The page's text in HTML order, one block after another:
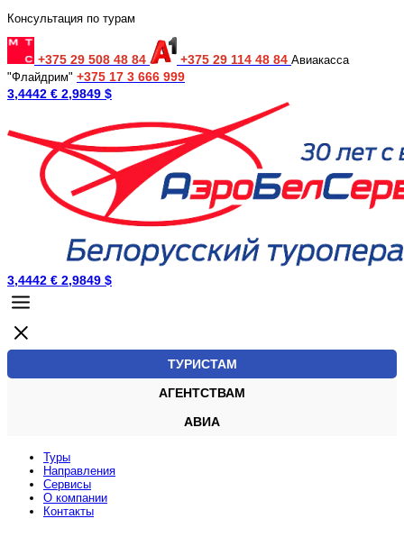
Консультация по турам
+375 29 508 48 84 +375 29 114 48 84 Авиакасса
"Флайдрим" +375 17 3 666 999
3,4442 € 2,9849 $
3,4442 € 2,9849 $
ТУРИСТАМ
АГЕНТСТВАМ
АВИА
Туры
Направления
Сервисы
O компании
Контакты